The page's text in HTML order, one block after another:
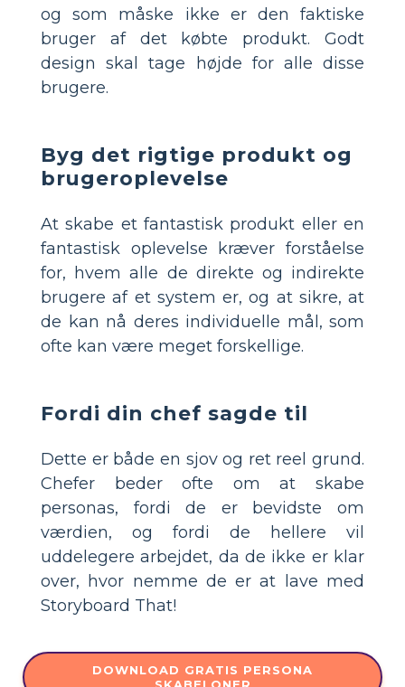
og som måske ikke er den faktiske
bruger af det købte produkt. Godt
design skal tage højde for alle disse
brugere.
Byg det rigtige produkt og
brugeroplevelse
At skabe et fantastisk produkt eller en
fantastisk oplevelse kræver forståelse
for, hvem alle de direkte og indirekte
brugere af et system er, og at sikre, at
de kan nå deres individuelle mål, som
ofte kan være meget forskellige.
Fordi din chef sagde til
Dette er både en sjov og ret reel grund.
Chefer beder ofte om at skabe
personas, fordi de er bevidste om
værdien, og fordi de hellere vil
uddelegere arbejdet, da de ikke er klar
over, hvor nemme de er at lave med
Storyboard That!
DOWNLOAD GRATIS PERSONA
SKABELONER